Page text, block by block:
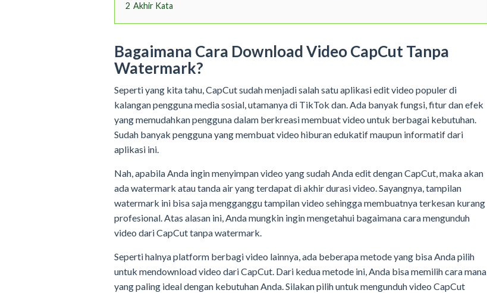
2 Akhir Kata
Bagaimana Cara Download Video CapCut Tanpa
Watermark?
Seperti yang kita tahu, CapCut sudah menjadi salah satu aplikasi edit video populer di
kalangan pengguna media sosial, utamanya di TikTok dan. Ada banyak fungsi, fitur dan efek
yang memudahkan pengguna dalam berkreasi membuat video untuk berbagai kebutuhan.
Sudah banyak pengguna yang membuat video hiburan edukatif maupun informatif dari
aplikasi ini.
Nah, apabila Anda ingin menyimpan video yang sudah Anda edit dengan CapCut, maka akan
ada watermark atau tanda air yang terdapat di akhir durasi video. Sayangnya, tampilan
watermark ini bisa saja mengganggu tampilan video sehingga membuatnya terkesan kurang
profesional. Atas alasan ini, Anda mungkin ingin mengetahui bagaimana cara mengunduh
video dari CapCut tanpa watermark.
Seperti halnya platform berbagi video lainnya, ada beberapa metode yang bisa Anda pilih
untuk mendownload video dari CapCut. Dari kedua metode ini, Anda bisa memilih cara mana
yang paling ideal dengan kebutuhan Anda. Silakan pilih untuk mengunduh video CapCut